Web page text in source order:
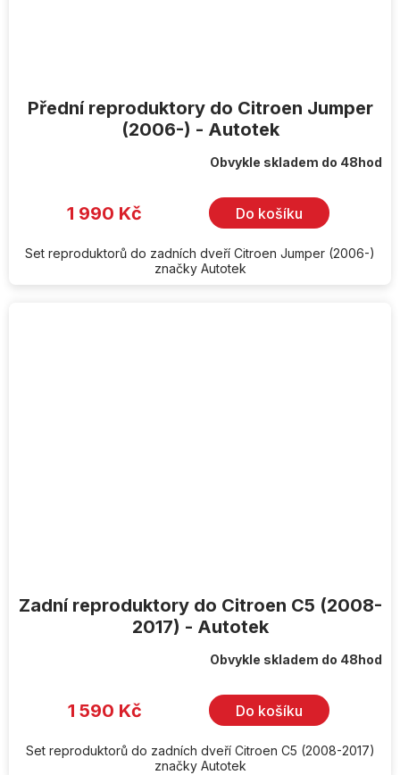
Přední reproduktory do Citroen Jumper
(2006-) - Autotek
Obvykle skladem do 48hod
1 990 Kč Do košíku
Set reproduktorů do zadních dveří Citroen Jumper (2006-)
značky Autotek
Zadní reproduktory do Citroen C5 (2008-
2017) - Autotek
Obvykle skladem do 48hod
1 590 Kč Do košíku
Set reproduktorů do zadních dveří Citroen C5 (2008-2017)
značky Autotek